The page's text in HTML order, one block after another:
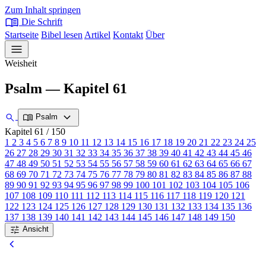
Zum Inhalt springen
menu_book Die Schrift
Startseite Bibel lesen Artikel Kontakt Über
menu
Weisheit
Psalm — Kapitel 61
search menu_book Psalm expand_more
Kapitel 61 / 150
1 2 3 4 5 6 7 8 9 10 11 12 13 14 15 16 17 18 19 20 21 22 23 24 25
26 27 28 29 30 31 32 33 34 35 36 37 38 39 40 41 42 43 44 45 46
47 48 49 50 51 52 53 54 55 56 57 58 59 60 61 62 63 64 65 66 67
68 69 70 71 72 73 74 75 76 77 78 79 80 81 82 83 84 85 86 87 88
89 90 91 92 93 94 95 96 97 98 99 100 101 102 103 104 105 106
107 108 109 110 111 112 113 114 115 116 117 118 119 120 121
122 123 124 125 126 127 128 129 130 131 132 133 134 135 136
137 138 139 140 141 142 143 144 145 146 147 148 149 150
tune Ansicht
chevron_left